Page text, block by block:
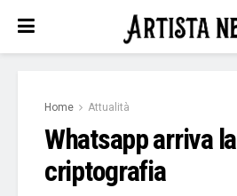
Home Attualità
Whatsapp arriva la
criptografia